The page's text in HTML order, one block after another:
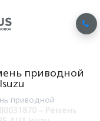
приводной
приводной